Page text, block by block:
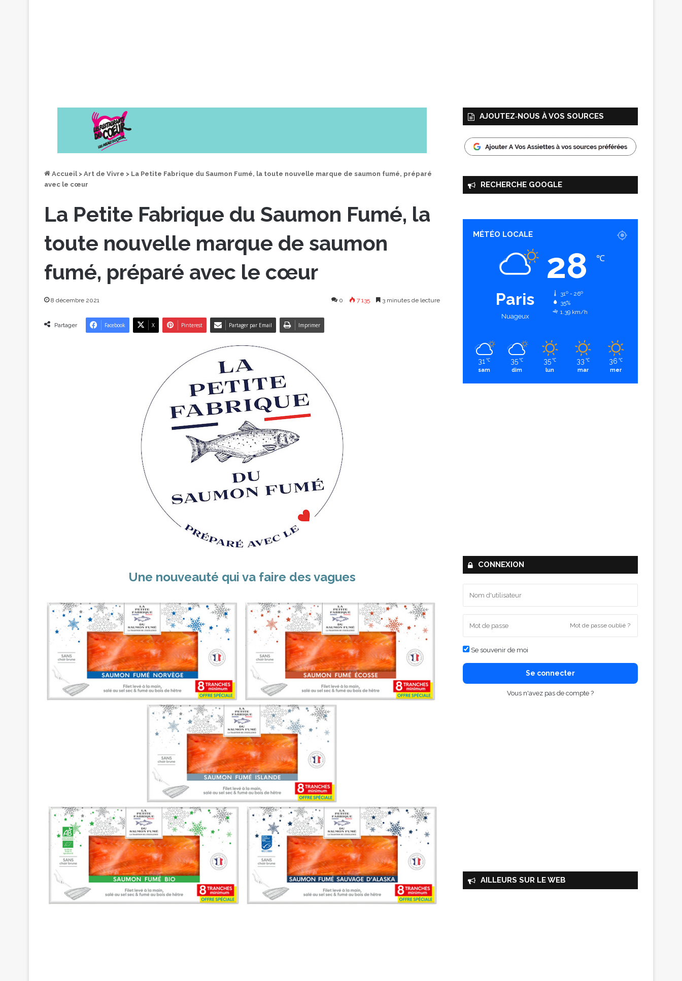
Accueil > Art de Vivre > La Petite Fabrique du Saumon Fumé, la toute nouvelle marque de saumon fumé, préparé
avec le cœur
La Petite Fabrique du Saumon Fumé, la
toute nouvelle marque de saumon
fumé, préparé avec le cœur
8 décembre 2021 0 7 135 3 minutes de lecture
Partager Facebook X Pinterest Partager par Email Imprimer
Une nouveauté qui va faire des vagues
AJOUTEZ‑NOUS À VOS SOURCES
RECHERCHE GOOGLE
MÉTÉO LOCALE
Paris
Nuageux
28 ℃
31º - 26º
35%
1.39 km/h
31 ℃
sam
35 ℃
dim
35 ℃
lun
33 ℃
mar
36 ℃
mer
CONNEXION
Mot de passe oublié ?
Se souvenir de moi
Se connecter
Vous n'avez pas de compte ?
AILLEURS SUR LE WEB